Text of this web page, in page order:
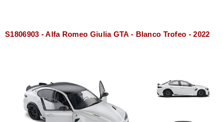
S1806903 - Alfa Romeo Giulia GTA - Blanco Trofeo - 2022